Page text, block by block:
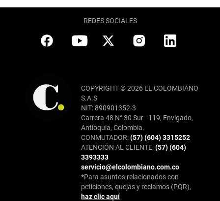
REDES SOCIALES
COPYRIGHT © 2026 EL COLOMBIANO
S.A.S
NIT: 890901352-3
Carrera 48 N° 30 Sur - 119, Envigado,
Antioquia, Colombia.
CONMUTADOR:(57) (604) 3315252
ATENCIÓN AL CLIENTE:(57) (604)
3393333
servicio@elcolombiano.com.co
*Para asuntos relacionados con
peticiones, quejas y reclamos (PQR),
haz clic aquí